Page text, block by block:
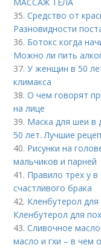
35.Средство от
Разновидности
36. Ботокс когда
Можно ли пить
37.У женщин в 50
климакса
38.О чем говорят
на лице
39. Маска для шеи в
50 лет. Лучшие
40. Рисунки на
мальчиков и парней
41. Правило трех у
счастливого брака
42. Кленбутерол
Кленбутерол для
43.Сливочное
масло и гхи – в чем